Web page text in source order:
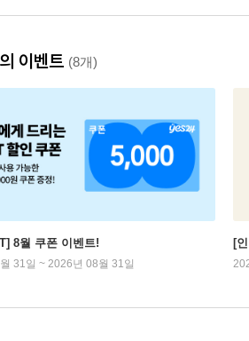
이벤트 (8개)
8월 쿠폰 이벤트!
31일 ~ 2026년 08월 31일
[